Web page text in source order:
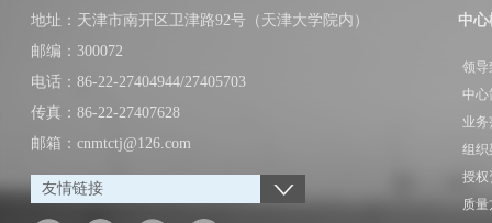
地址：天津市南开区卫津路92号（天津大学院内）
邮编：300072
电话：86-22-27404944/27405703
传真：86-22-27407628
邮箱：cnmtctj@126.com
友情链接
中
领导
中心
业务
组织
授权
质量